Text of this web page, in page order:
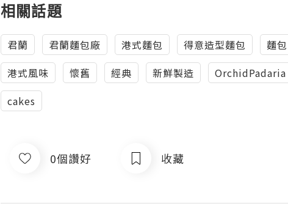
相關話題
君蘭 君蘭麵包廠 港式麵包 得意造型麵包 麵包
港式風味
懷舊 經典 新鮮製造 OrchidPadaria
cakes
0個讚好 收藏